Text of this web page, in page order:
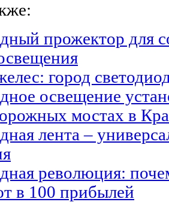
прожектор для
город
освещение
мостах в
лента –
революция:
в 100 прибылей